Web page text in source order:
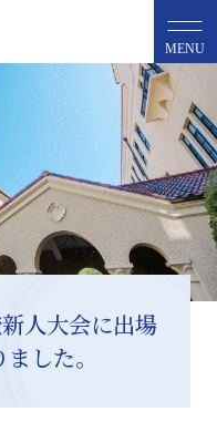
MENU
人大会に出場
した。